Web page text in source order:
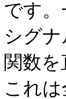
です
シグ
関数
これ